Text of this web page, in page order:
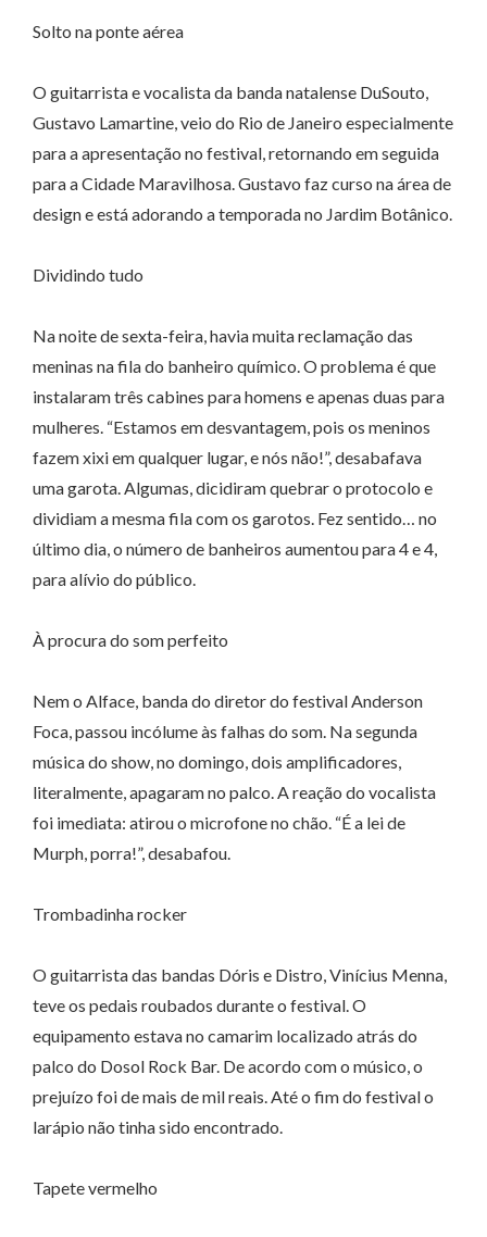
Solto na ponte aérea
O guitarrista e vocalista da banda natalense DuSouto,
Gustavo Lamartine, veio do Rio de Janeiro especialmente
para a apresentação no festival, retornando em seguida
para a Cidade Maravilhosa. Gustavo faz curso na área de
design e está adorando a temporada no Jardim Botânico.
Dividindo tudo
Na noite de sexta-feira, havia muita reclamação das
meninas na fila do banheiro químico. O problema é que
instalaram três cabines para homens e apenas duas para
mulheres. “Estamos em desvantagem, pois os meninos
fazem xixi em qualquer lugar, e nós não!”, desabafava
uma garota. Algumas, dicidiram quebrar o protocolo e
dividiam a mesma fila com os garotos. Fez sentido… no
último dia, o número de banheiros aumentou para 4 e 4,
para alívio do público.
À procura do som perfeito
Nem o Alface, banda do diretor do festival Anderson
Foca, passou incólume às falhas do som. Na segunda
música do show, no domingo, dois amplificadores,
literalmente, apagaram no palco. A reação do vocalista
foi imediata: atirou o microfone no chão. “É a lei de
Murph, porra!”, desabafou.
Trombadinha rocker
O guitarrista das bandas Dóris e Distro, Vinícius Menna,
teve os pedais roubados durante o festival. O
equipamento estava no camarim localizado atrás do
palco do Dosol Rock Bar. De acordo com o músico, o
prejuízo foi de mais de mil reais. Até o fim do festival o
larápio não tinha sido encontrado.
Tapete vermelho